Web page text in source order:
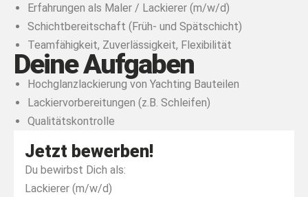
Erfahrungen als Maler / Lackierer (m/w/d)
Schichtbereitschaft (Früh- und Spätschicht)
Teamfähigkeit, Zuverlässigkeit, Flexibilität
Deine Aufgaben
Hoch­glanz­la­ckie­rung von Yachting Bau­tei­len
Lackiervorbereitungen (z.B. Schleifen)
Qua­li­täts­kon­trol­le
Jetzt bewerben!
Du bewirbst Dich als:
Lackierer (m/w/d)